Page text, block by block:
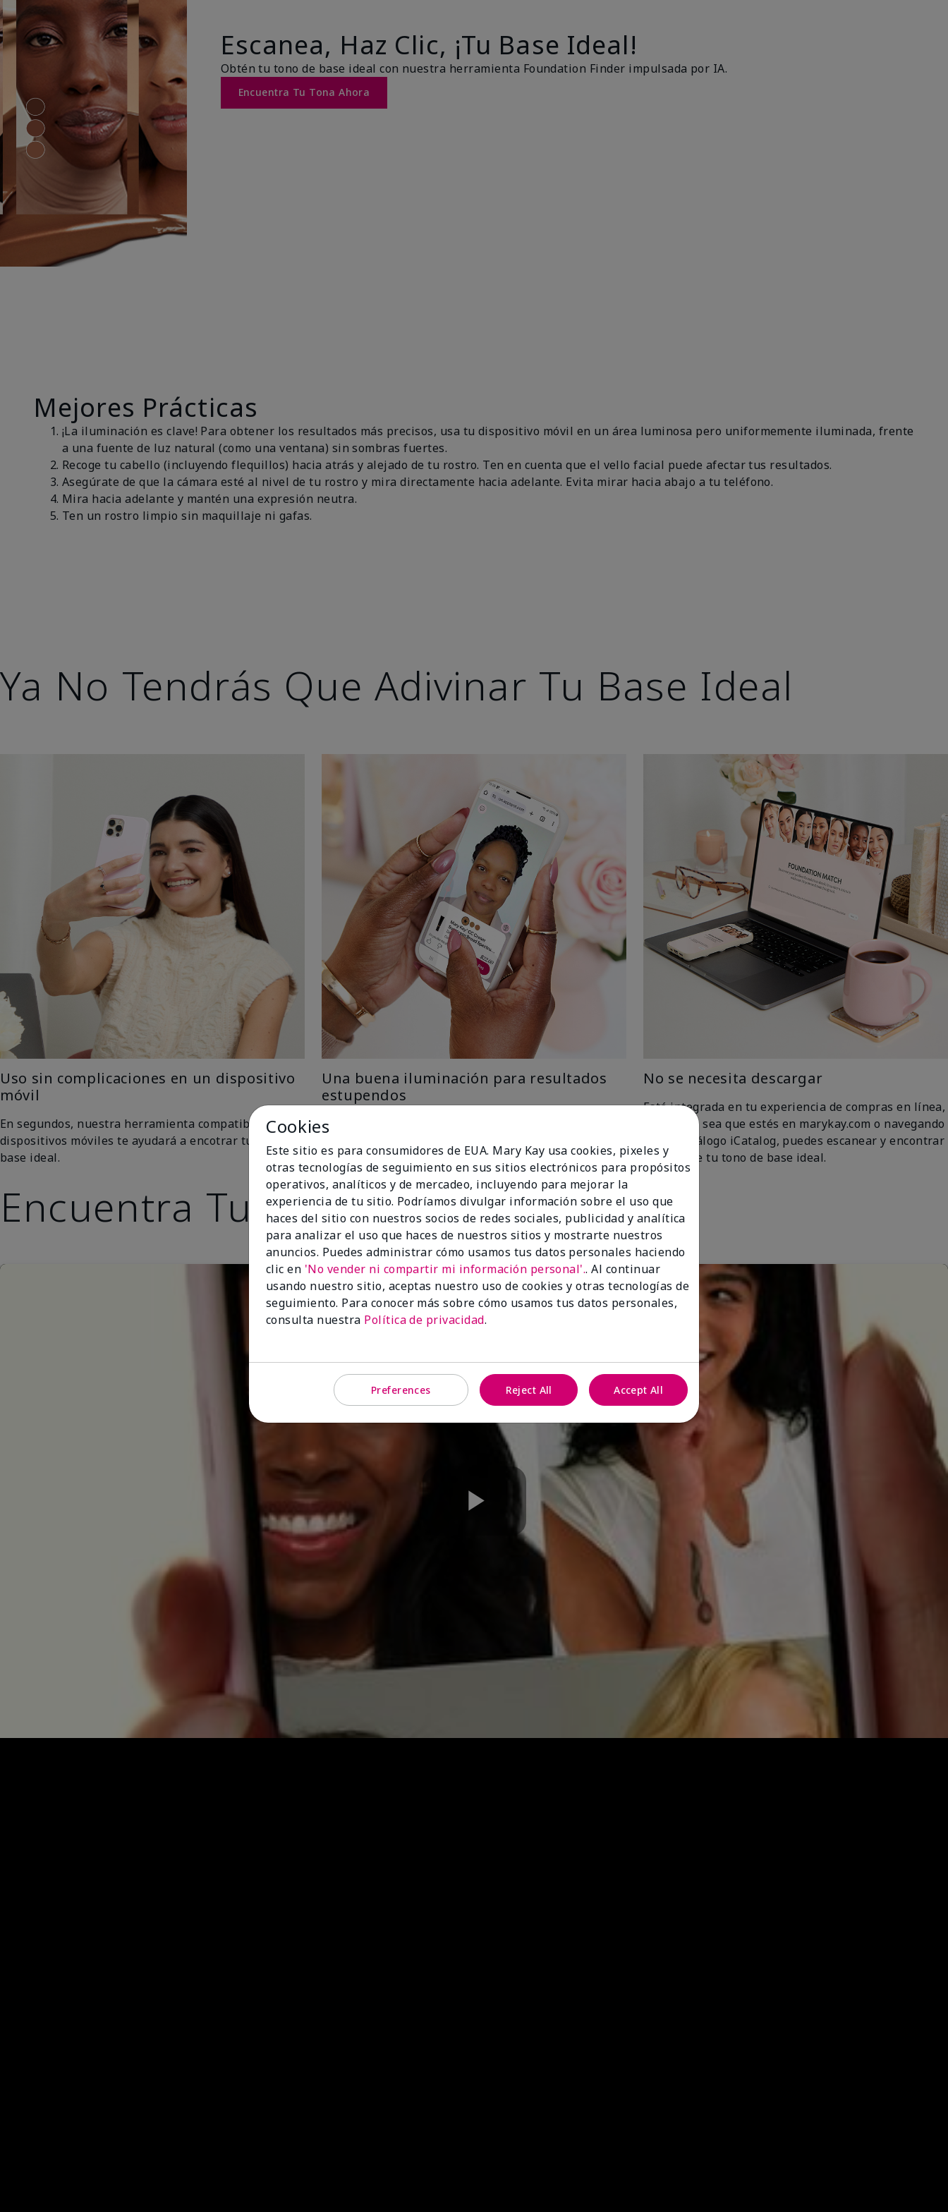
Escanea, Haz Clic, ¡Tu Base Ideal!
Obtén tu tono de base ideal con nuestra herramienta Foundation Finder impulsada por IA.
Encuentra Tu Tona Ahora
Mejores Prácticas
¡La iluminación es clave! Para obtener los resultados más precisos, usa tu dispositivo móvil en un área luminosa pero uniformemente iluminada, frente
a una fuente de luz natural (como una ventana) sin sombras fuertes.
Recoge tu cabello (incluyendo flequillos) hacia atrás y alejado de tu rostro. Ten en cuenta que el vello facial puede afectar tus resultados.
Asegúrate de que la cámara esté al nivel de tu rostro y mira directamente hacia adelante. Evita mirar hacia abajo a tu teléfono.
Mira hacia adelante y mantén una expresión neutra.
Ten un rostro limpio sin maquillaje ni gafas.
Ya No Tendrás Que Adivinar Tu Base Ideal
Uso sin complicaciones en un dispositivo
móvil
En segundos, nuestra herramienta compatible con
dispositivos móviles te ayudará a encotrar tu tono de
base ideal.
Una buena iluminación para resultados
estupendos
Nuestra tecnología con IA elimina todo el trabajo con
ventana para una iluminación uniforme y natural y
obtén los mejores resultados.
No se necesita descargar
Está integrada en tu experiencia de compras en línea,
así que ya sea que estés en marykay.com o navegando
por el catálogo iCatalog, puedes escanear y encontrar
fácilmente tu tono de base ideal.
Encuentra Tu Tono Ideal
Play
Video
Cookies
Este sitio es para consumidores de EUA. Mary Kay usa cookies, pixeles y
otras tecnologías de seguimiento en sus sitios electrónicos para propósitos
operativos, analíticos y de mercadeo, incluyendo para mejorar la
experiencia de tu sitio. Podríamos divulgar información sobre el uso que
haces del sitio con nuestros socios de redes sociales, publicidad y analítica
para analizar el uso que haces de nuestros sitios y mostrarte nuestros
anuncios. Puedes administrar cómo usamos tus datos personales haciendo
clic en 'No vender ni compartir mi información personal'.. Al continuar
usando nuestro sitio, aceptas nuestro uso de cookies y otras tecnologías de
seguimiento. Para conocer más sobre cómo usamos tus datos personales,
consulta nuestra Política de privacidad.
Preferences Reject All Accept All